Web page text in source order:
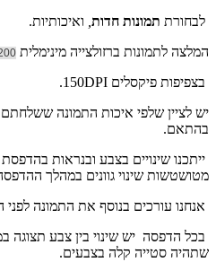
לבחורת תמונות חדות ואיכותיות.
המלצה לתמונות ברזולצייה מינימלית
בצפיפות פיקסלים 150DPI.
יש לציין שלפי איכות התמונה
בהתאם.
ייתכנו שינויים בצבע ובנראות
מטושטשות שינוי גוונים במהלך
אנחנו עורכים בנוסף את התמונה
בכל הדפסה יש שינוי בין צבע תצוגה
שתהיה סטייה קלה בצבעים.